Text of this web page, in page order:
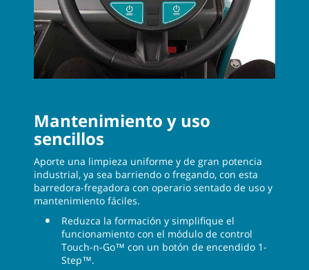
Mantenimiento y uso
sencillos
Aporte una limpieza uniforme y de gran potencia
industrial, ya sea barriendo o fregando, con esta
barredora-fregadora con operario sentado de uso y
mantenimiento fáciles.
Reduzca la formación y simplifique el
funcionamiento con el módulo de control
Touch-n-Go™ con un botón de encendido 1-
Step™.